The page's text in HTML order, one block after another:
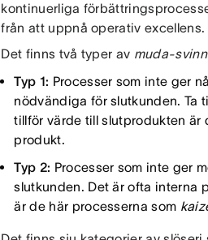
kontinuerliga
från att uppnå operativ excellens.
Det finns två typer av muda-svinn
Typ 1: Processer som inte ger
nödvändiga för slutkunden. Ta
tillför värde till slutprodukten är
produkt.
Typ 2: Processer som inte ger
slutkunden. Det är ofta interna
är de här processerna som